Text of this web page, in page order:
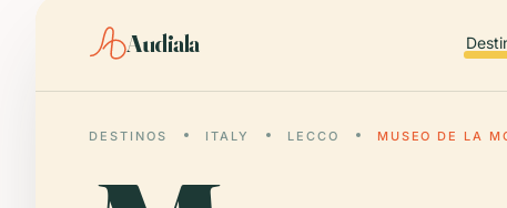
Audiala
DESTINOS ITALY LECCO MUSEO DE LA